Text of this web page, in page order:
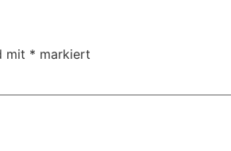
mit * markiert